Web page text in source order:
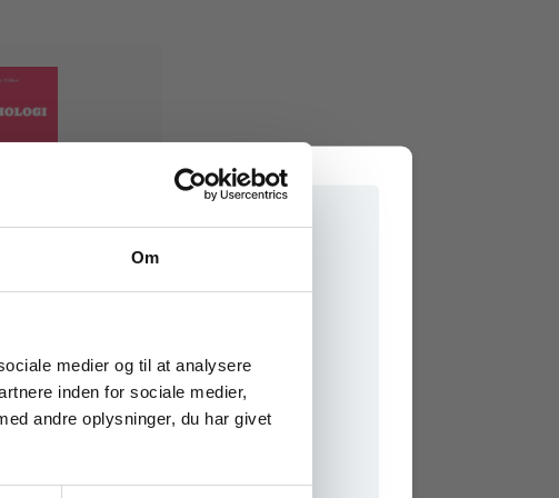
Om
medier og til at analysere
inden for sociale medier,
andre oplysninger, du har givet
Jensen
dine onlinematerialer